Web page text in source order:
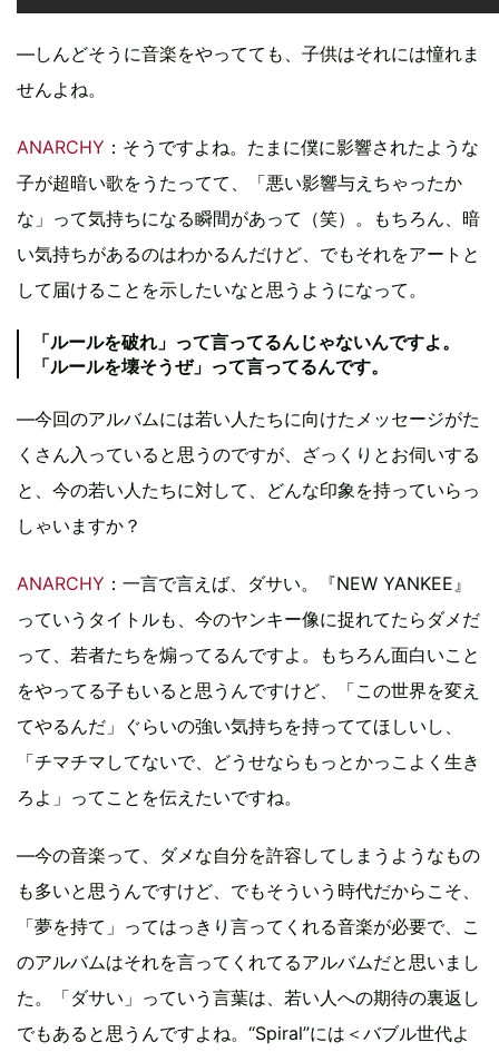
―しんどそうに音楽をやってても、子供はそれには憧れま
せんよね。
ANARCHY ：そうですよね。たまに僕に影響されたような
子が超暗い歌をうたってて、「悪い影響与えちゃったか
な」って気持ちになる瞬間があって（笑）。もちろん、暗
い気持ちがあるのはわかるんだけど、でもそれをアートと
して届けることを示したいなと思うようになって。
「ルールを破れ」って言ってるんじゃないんですよ。
「ルールを壊そうぜ」って言ってるんです。
―今回のアルバムには若い人たちに向けたメッセージがた
くさん入っていると思うのですが、ざっくりとお伺いする
と、今の若い人たちに対して、どんな印象を持っていらっ
しゃいますか？
ANARCHY ：一言で言えば、ダサい。『NEW YANKEE』
っていうタイトルも、今のヤンキー像に捉れてたらダメだ
って、若者たちを煽ってるんですよ。もちろん面白いこと
をやってる子もいると思うんですけど、「この世界を変え
てやるんだ」ぐらいの強い気持ちを持っててほしいし、
「チマチマしてないで、どうせならもっとかっこよく生き
ろよ」ってことを伝えたいですね。
―今の音楽って、ダメな自分を許容してしまうようなもの
も多いと思うんですけど、でもそういう時代だからこそ、
「夢を持て」ってはっきり言ってくれる音楽が必要で、こ
のアルバムはそれを言ってくれてるアルバムだと思いまし
た。「ダサい」っていう言葉は、若い人への期待の裏返し
でもあると思うんですよね。“Spiral”には＜バブル世代よ